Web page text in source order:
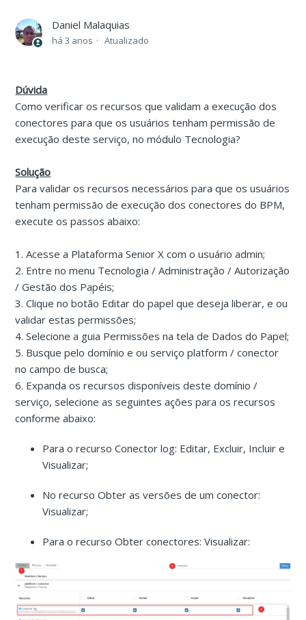
Daniel Malaquias
há 3 anos Atualizado
Dúvida
Como verificar os recursos que validam a execução dos
conectores para que os usuários tenham permissão de
execução deste serviço, no módulo Tecnologia?
Solução
Para validar os recursos necessários para que os usuários
tenham permissão de execução dos conectores do BPM,
execute os passos abaixo:
1. Acesse a Plataforma Senior X com o usuário admin;
2. Entre no menu Tecnologia / Administração / Autorização
/ Gestão dos Papéis;
3. Clique no botão Editar do papel que deseja liberar, e ou
validar estas permissões;
4. Selecione a guia Permissões na tela de Dados do Papel;
5. Busque pelo domínio e ou serviço platform / conector
no campo de busca;
6. Expanda os recursos disponíveis deste domínio /
serviço, selecione as seguintes ações para os recursos
conforme abaixo:
Para o recurso Conector log: Editar, Excluir, Incluir e
Visualizar;
No recurso Obter as versões de um conector:
Visualizar;
Para o recurso Obter conectores: Visualizar: